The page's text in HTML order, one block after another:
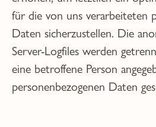
für die von uns verarbeiteten
Daten sicherzustellen. Die
Server-Logfiles werden
eine betroffene Person
personenbezogenen Daten